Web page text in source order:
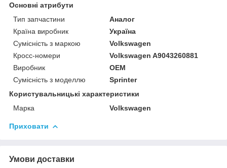
Основні атрибути
Тип запчастини
Аналог
Країна виробник
Україна
Сумісність з маркою
Volkswagen
Кросс-номери
Volkswagen A9043260881
Виробник
OEM
Сумісність з моделлю
Sprinter
Користувальницькі характеристики
Марка
Volkswagen
Приховати
Умови доставки